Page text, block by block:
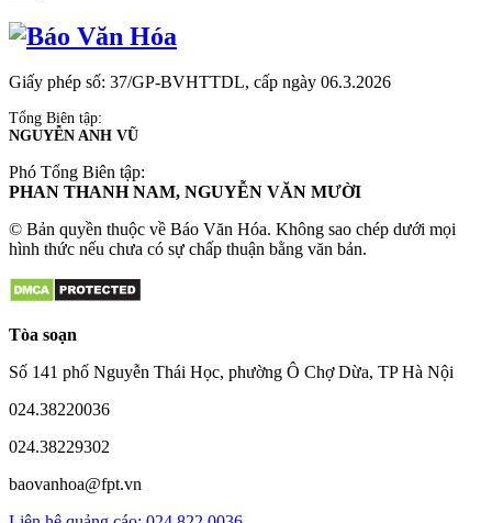
Giấy phép số: 37/GP-BVHTTDL, cấp ngày 06.3.2026
Tổng Biên tập:
NGUYỄN ANH VŨ
Phó Tổng Biên tập:
PHAN THANH NAM, NGUYỄN VĂN MƯỜI
© Bản quyền thuộc về Báo Văn Hóa. Không sao chép dưới mọi
hình thức nếu chưa có sự chấp thuận bằng văn bản.
Tòa soạn
Số 141 phố Nguyễn Thái Học, phường Ô Chợ Dừa, TP Hà Nội
024.38220036
024.38229302
baovanhoa@fpt.vn